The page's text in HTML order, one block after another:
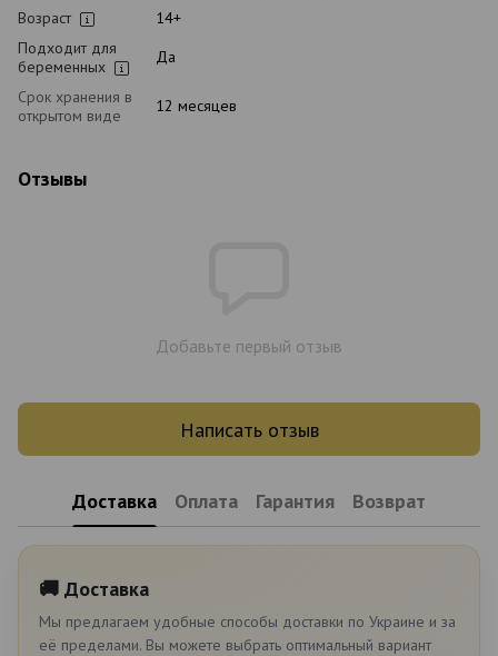
Возраст
14+
Подходит для
беременных
Да
Срок хранения в
открытом виде
12 месяцев
Отзывы
Добавьте первый отзыв
Написать отзыв
Доставка Оплата Гарантия Возврат
🚚 Доставка
Мы предлагаем удобные способы доставки по Украине и за
её пределами. Вы можете выбрать оптимальный вариант